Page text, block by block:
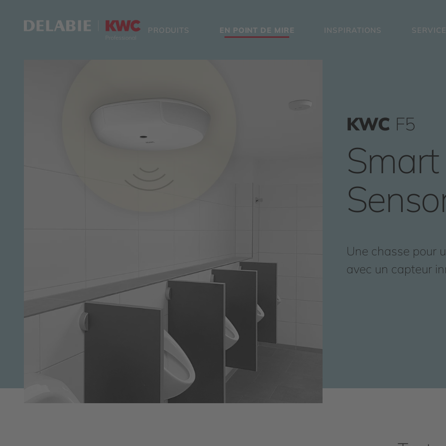
PRODUITS EN POINT DE MIRE INSPIRATIONS SERVICE
KWC F5
Une chasse pour
avec un capteur